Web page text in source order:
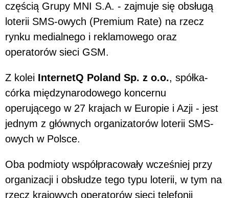
częścią Grupy MNI S.A. - zajmuje się obsługą
loterii SMS-owych (Premium Rate) na rzecz
rynku medialnego i reklamowego oraz
operatorów sieci GSM.
Z kolei InternetQ Poland Sp. z o.o., spółka-
córka międzynarodowego koncernu
operującego w 27 krajach w Europie i Azji - jest
jednym z głównych organizatorów loterii SMS-
owych w Polsce.
Oba podmioty współpracowały wcześniej przy
organizacji i obsłudze tego typu loterii, w tym na
rzecz krajowych operatorów sieci telefonii